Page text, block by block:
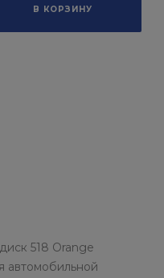
В КОРЗИНУ
518 Orange
автомобильной